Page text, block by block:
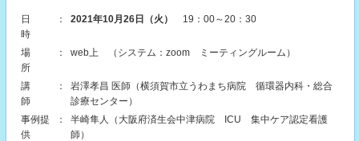
日
時
： 2021年10月26日（火） 19：00～20：30
場
所
： web上 （システム：zoom ミーティングルーム）
講
師
：
岩澤孝昌 医師（横須賀市立うわまち病院 循環器内科・総合
診療センター）
事例提
供
：
半崎隼人（大阪府済生会中津病院 ICU 集中ケア認定看護
師）